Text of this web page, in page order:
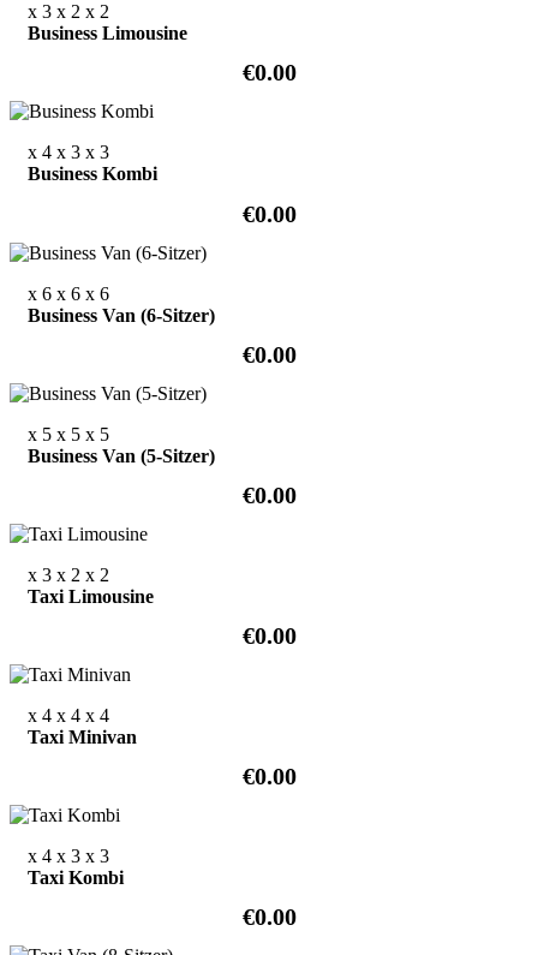
x 3 x 2 x 2
Business Limousine
€0.00
x 4 x 3 x 3
Business Kombi
€0.00
x 6 x 6 x 6
Business Van (6-Sitzer)
€0.00
x 5 x 5 x 5
Business Van (5-Sitzer)
€0.00
x 3 x 2 x 2
Taxi Limousine
€0.00
x 4 x 4 x 4
Taxi Minivan
€0.00
x 4 x 3 x 3
Taxi Kombi
€0.00